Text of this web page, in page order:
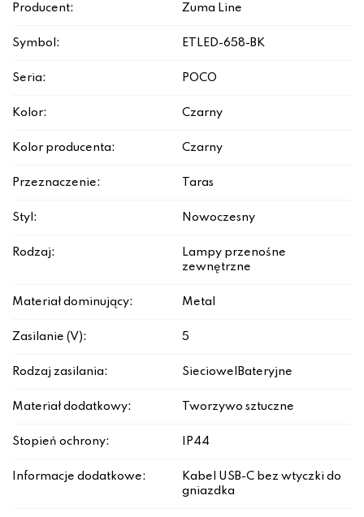
Producent: Zuma Line
Symbol: ETLED-658-BK
Seria: POCO
Kolor: Czarny
Kolor producenta: Czarny
Przeznaczenie: Taras
Styl: Nowoczesny
Rodzaj:
Lampy przenośne
zewnętrzne
Materiał dominujący: Metal
Zasilanie (V): 5
Rodzaj zasilania: Sieciowe|Bateryjne
Materiał dodatkowy: Tworzywo sztuczne
Stopień ochrony: IP44
Informacje dodatkowe:
Kabel USB-C bez wtyczki do
gniazdka